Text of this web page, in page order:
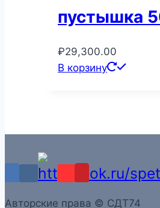
пустышка
₽29,300.00
В корзину
Aвторские права © СДТ74